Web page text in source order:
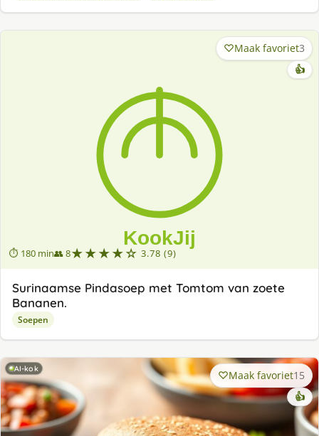
⏱ 180 min👥 8★★★★☆ 3.78 (9)
Maak favoriet3
👍
Surinaamse Pindasoep met Tomtom van zoete
Bananen.
Soepen
AI-kok Maak favoriet15
👍